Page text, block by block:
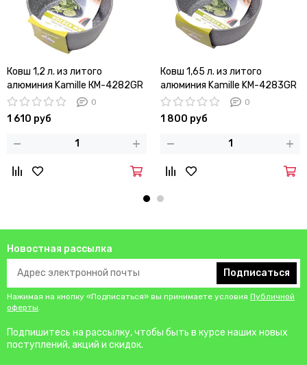
Ковш 1,2 л. из литого
алюминия Kamille КМ-4282GR
(16 см) с мраморным
покрытием без крышки
0
1 610 руб
Ковш 1,65 л. из литого
алюминия Kamille KM-4283GR
(18 см) с мраморным
покрытием
0
1 800 руб
Новостная рассылка
Подписаться
Нажимая на кнопку «Подписаться» вы принимаете условия Публичной
оферты.
Подпишитесь на рассылку, чтобы быть в курсе наших новых
поступлений, акций и скидок.